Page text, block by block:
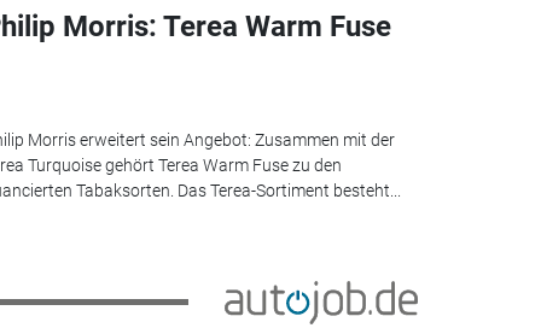
Morris: Terea Warm Fuse
Morris erweitert sein Angebot: Zusammen mit der
Turquoise gehört Terea Warm Fuse zu den
Tabaksorten. Das Terea-Sortiment besteht...